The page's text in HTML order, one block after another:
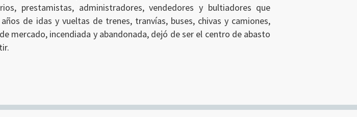
prestamistas, administradores, vendedores y bultiadores que
de idas y vueltas de trenes, tranvías, buses, chivas y camiones,
mercado, incendiada y abandonada, dejó de ser el centro de abasto